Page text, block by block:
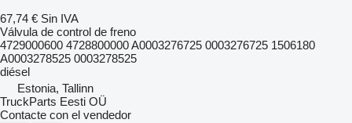
67,74 € Sin IVA
Válvula de control de freno
4729000600 4728800000 A0003276725 0003276725 1506180
A0003278525 0003278525
diésel
Estonia, Tallinn
TruckParts Eesti OÜ
Contacte con el vendedor